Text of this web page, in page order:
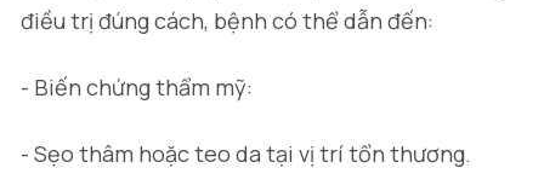
điều trị đúng cách, bệnh có thể dẫn đến:
- Biến chứng thẩm mỹ:
- Sẹo thâm hoặc teo da tại vị trí tổn thương.